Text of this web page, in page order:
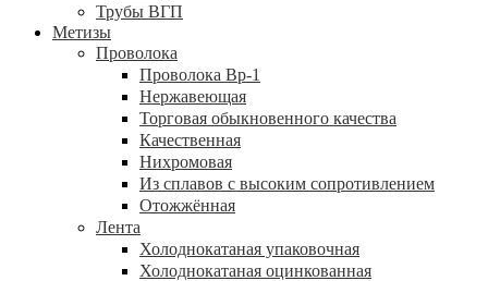
Трубы ВГП
Метизы
Проволока
Проволока Вр-1
Нержавеющая
Торговая обыкновенного качества
Качественная
Нихромовая
Из сплавов с высоким сопротивлением
Отожжённая
Лента
Холоднокатаная упаковочная
Холоднокатаная оцинкованная